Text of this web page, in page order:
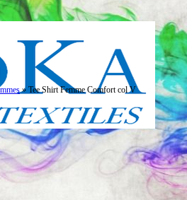
» Tee Shirt Femme Comfort col V